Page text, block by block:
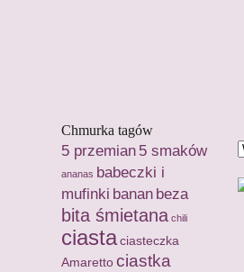
Chmurka tagów
5 przemian 5 smaków
ananas babeczki i
mufinki banan beza
bita śmietana chili
ciastaciasteczka
Amarettociastka